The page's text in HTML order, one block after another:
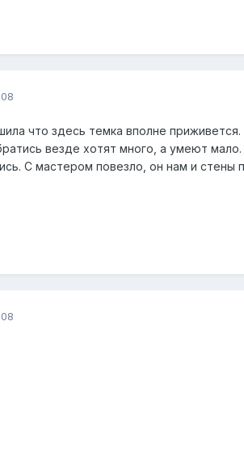
что здесь темка вполне
везде хотят много, а умеют
С мастером повезло, он нам и